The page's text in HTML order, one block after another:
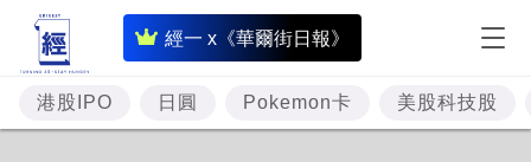
經一 x《華爾街日報》
即
時
財
經
港股IPO 日圓 Pokemon卡 美股科技股